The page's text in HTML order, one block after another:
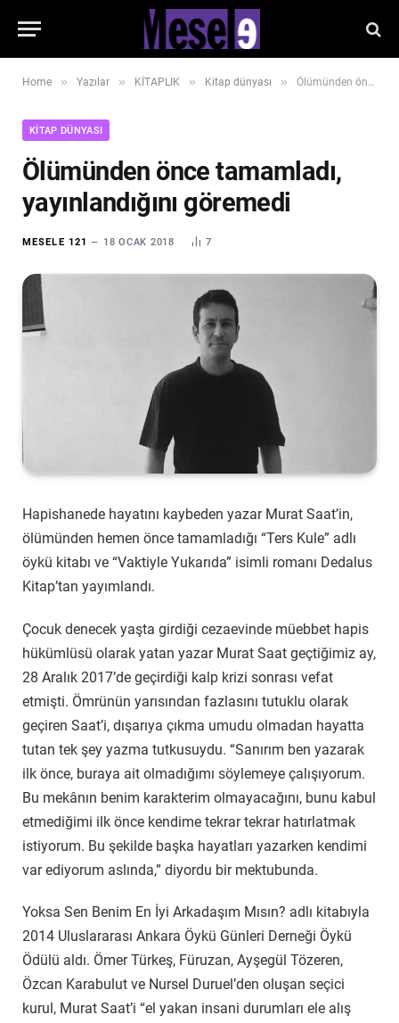
Home » Yazılar » KİTAPLIK » Kitap dünyası » Ölümünden önce tamamladı, yayınlandığını göremedi
KITAP DÜNYASI
Ölümünden önce tamamladı,
yayınlandığını göremedi
MESELE 121 18 OCAK 2018 7
Hapishanede hayatını kaybeden yazar Murat Saat’in,
ölümünden hemen önce tamamladığı “Ters Kule” adlı
öykü kitabı ve “Vaktiyle Yukarıda” isimli romanı Dedalus
Kitap’tan yayımlandı.
Çocuk denecek yaşta girdiği cezaevinde müebbet hapis
hükümlüsü olarak yatan yazar Murat Saat geçtiğimiz ay,
28 Aralık 2017’de geçirdiği kalp krizi sonrası vefat
etmişti. Ömrünün yarısından fazlasını tutuklu olarak
geçiren Saat’i, dışarıya çıkma umudu olmadan hayatta
tutan tek şey yazma tutkusuydu. “Sanırım ben yazarak
ilk önce, buraya ait olmadığımı söylemeye çalışıyorum.
Bu mekânın benim karakterim olmayacağını, bunu kabul
etmediğimi ilk önce kendime tekrar tekrar hatırlatmak
istiyorum. Bu şekilde başka hayatları yazarken kendimi
var ediyorum aslında,” diyordu bir mektubunda.
Yoksa Sen Benim En İyi Arkadaşım Mısın? adlı kitabıyla
2014 Uluslararası Ankara Öykü Günleri Derneği Öykü
Ödülü aldı. Ömer Türkeş, Füruzan, Ayşegül Tözeren,
Özcan Karabulut ve Nursel Duruel’den oluşan seçici
kurul, Murat Saat’i “el yakan insani durumları ele alış